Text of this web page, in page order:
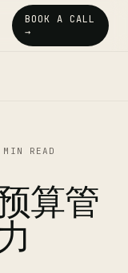
BOOK A CALL
→
READ
算管